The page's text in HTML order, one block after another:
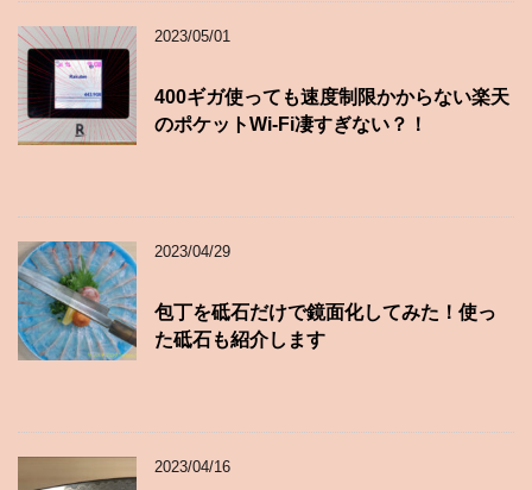
2023/05/01
400ギガ使っても速度制限かからない楽天
のポケットWi-Fi凄すぎない？！
2023/04/29
包丁を砥石だけで鏡面化してみた！使っ
た砥石も紹介します
2023/04/16